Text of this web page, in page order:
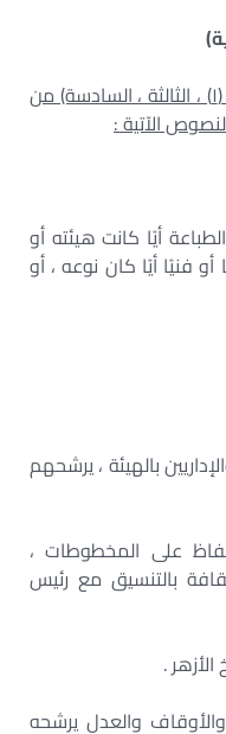
يُستبدل بنصوص المواد (الأولى / بند (١) ، الثالثة ، السادسة) من
أيًا كانت هيئته أو
فنيًا أيًا كان نوعه ، أو
بالهيئة ، يرشحهم
على المخطوطات ،
بالتنسيق مع رئيس
.
والعدل يرشحه